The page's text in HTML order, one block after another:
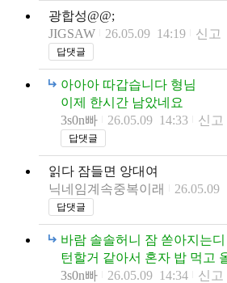
광합성@@;
JIGSAW
26.05.09 14:19 신고
답댓글
아아아 따갑습니다 형님
이제 한시간 남았네요
3s0n빠
26.05.09 14:33 신고
답댓글
읽다 잠들면 앙대여
닉네임계속중복이래
26.05.09
답댓글
바람 솔솔허니 잠 쏟아지는
턴할거 같아서 혼자 밥 먹고
3s0n빠
26.05.09 14:34 신고